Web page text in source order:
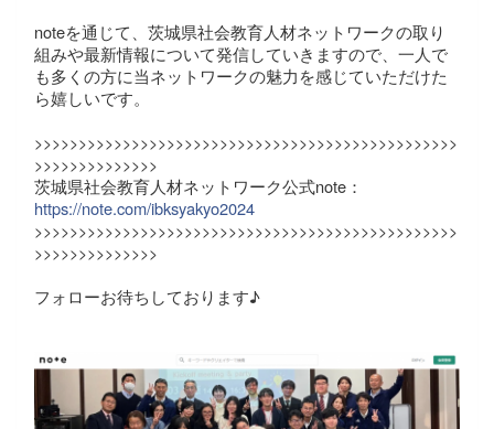
noteを通じて、茨城県社会教育人材ネットワークの取り
組みや最新情報について発信していきますので、一人で
も多くの方に当ネットワークの魅力を感じていただけた
ら嬉しいです。
>>>>>>>>>>>>>>>>>>>>>>>>>>>>>>>>>>>>>>>>>>>>>>>>
>>>>>>>>>>>>>>
茨城県社会教育人材ネットワーク公式note：
https://note.com/ibksyakyo2024
>>>>>>>>>>>>>>>>>>>>>>>>>>>>>>>>>>>>>>>>>>>>>>>>
>>>>>>>>>>>>>>
フォローお待ちしております♪